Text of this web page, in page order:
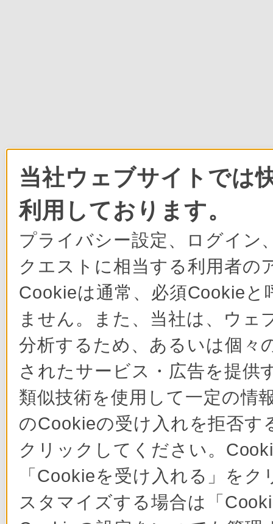
当社ウェブサイトでは
利用しております。
プライバシー設定、ログイン
クエストに相当する利用者の
Cookieは通常、必須Cookie
ません。また、当社は、ウェ
分析するため、あるいは個々
されたサービス・広告を提供
類似技術を使用して一定の情
のCookieの受け入れを拒否す
クリックしてください。
「Cookieを受け入れる」を
スタマイズする場合は「